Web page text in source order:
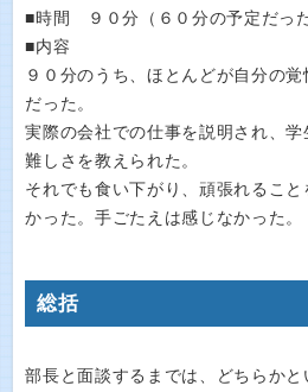
■時間 ９０分（６０分の予定だった
■内容
９０分のうち、ほとんどが自分の
だった。
実際の会社での仕事を説明され、
難しさを教えられた。
それでも食い下がり、頑張れるこ
かった。手ごたえは感じなかった。
総括
部長と面談するまでは、どちらか